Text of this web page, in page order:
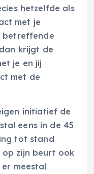
hetzelfde als
met je
betreffende
krijgt de
je en jij
met de
initiatief de
eens in de 45
tot stand
op zijn beurt ook
meestal